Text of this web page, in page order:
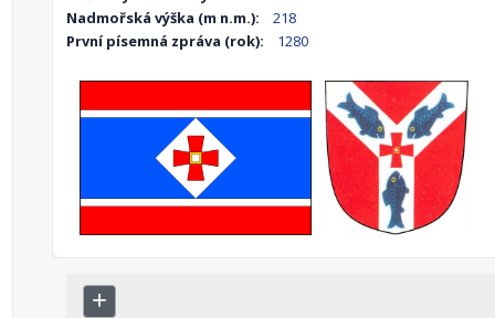
Nadmořská výška (m n.m.):
218
První písemná zpráva (rok):
1280